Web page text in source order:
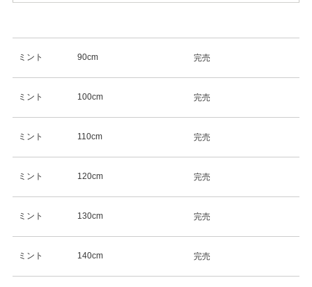
ミント 90cm 完売
ミント 100cm 完売
ミント 110cm 完売
ミント 120cm 完売
ミント 130cm 完売
ミント 140cm 完売